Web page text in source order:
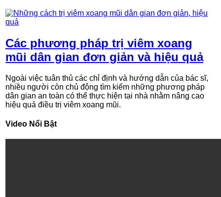
Các phương pháp trị viêm xoang
mũi dân gian đơn giản và hiệu quả
Ngoài việc tuân thủ các chỉ định và hướng dẫn của bác sĩ,
nhiều người còn chủ động tìm kiếm những phương pháp
dân gian an toàn có thể thực hiện tại nhà nhằm nâng cao
hiệu quả điều trị viêm xoang mũi.
Video Nổi Bật